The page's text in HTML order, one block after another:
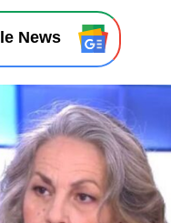
0
4
/
0
4
/
2
2
5
à
News